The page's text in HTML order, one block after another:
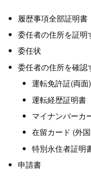
履歴事項全部証明書
委任者の住所を証明
委任状
委任者の住所を確認
運転免許証(両面)
運転経歴証明書
マイナンバーカ
在留カード (外
特別永住者証明
申請書